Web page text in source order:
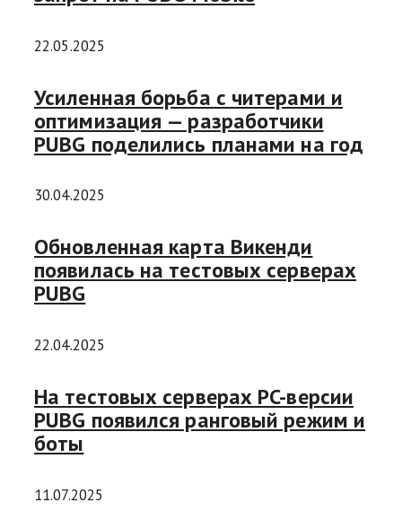
22.05.2025
Усиленная борьба с читерами и
оптимизация — разработчики
PUBG поделились планами на год
30.04.2025
Обновленная карта Викенди
появилась на тестовых серверах
PUBG
22.04.2025
На тестовых серверах PC-версии
PUBG появился ранговый режим и
боты
11.07.2025